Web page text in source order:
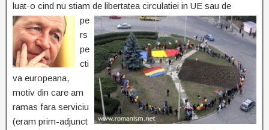
luat-o cind nu stiam de libertatea circulatiei in UE sau de
pe
rs
pe
cti
va europeana,
motiv din care am
ramas fara serviciu
(eram prim-adjunct